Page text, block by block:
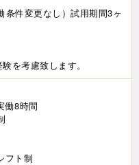
条件変更なし）試用期間3ヶ
を考慮致します。
働8時間
フト制